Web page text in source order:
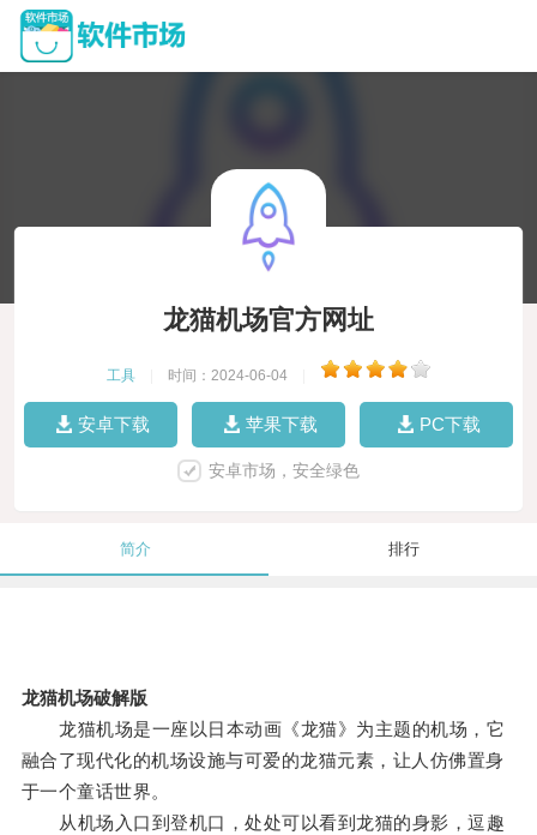
龙猫机场官方网址
工具 时间：2024-06-04
安卓下载 苹果下载 PC下载
安卓市场，安全绿色
简介 排行
龙猫机场破解版
龙猫机场是一座以日本动画《龙猫》为主题的机场，它
融合了现代化的机场设施与可爱的龙猫元素，让人仿佛置身
于一个童话世界。
从机场入口到登机口，处处可以看到龙猫的身影，逗趣